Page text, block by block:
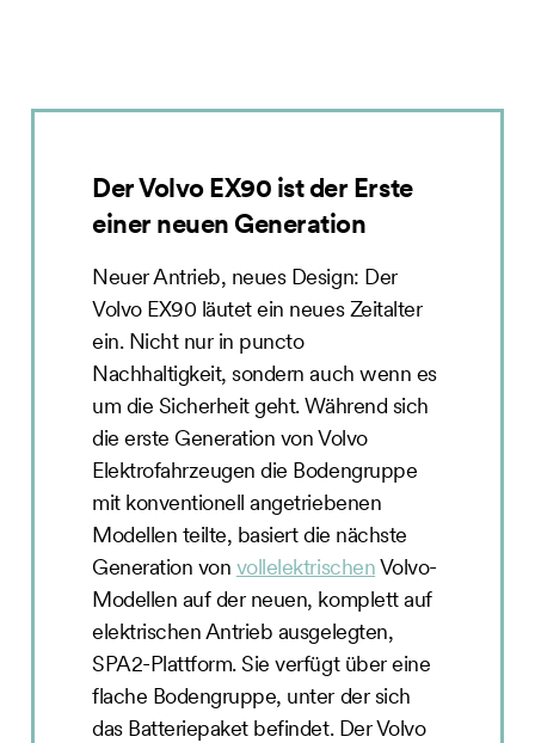
Der Volvo EX90 ist der Erste
einer neuen Generation
Neuer Antrieb, neues Design: Der
Volvo EX90 läutet ein neues Zeitalter
ein. Nicht nur in puncto
Nachhaltigkeit, sondern auch wenn es
um die Sicherheit geht. Während sich
die erste Generation von Volvo
Elektrofahrzeugen die Bodengruppe
mit konventionell angetriebenen
Modellen teilte, basiert die nächste
Generation von vollelektrischenVolvo-
Modellen auf der neuen, komplett auf
elektrischen Antrieb ausgelegten,
SPA2-Plattform. Sie verfügt über eine
flache Bodengruppe, unter der sich
das Batteriepaket befindet. Der Volvo